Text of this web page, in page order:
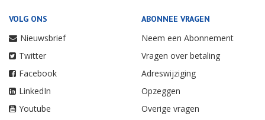
VOLG ONS
Nieuwsbrief
Twitter
Facebook
LinkedIn
Youtube
ABONNEE VRAGEN
Neem een Abonnement
Vragen over betaling
Adreswijziging
Opzeggen
Overige vragen